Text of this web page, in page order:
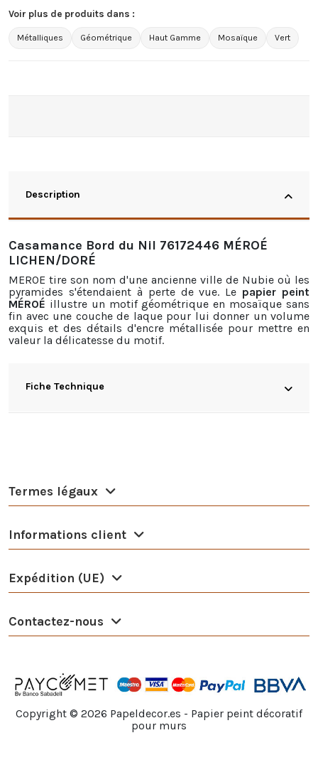
Voir plus de produits dans :
Métalliques Géométrique Haut Gamme Mosaïque Vert
Description
Casamance Bord du Nil 76172446 MÉROÉ
LICHEN/DORÉ
MEROE tire son nom d'une ancienne ville de Nubie où les
pyramides s'étendaient à perte de vue. Le papier peint
MÉROÉ illustre un motif géométrique en mosaïque sans
fin avec une couche de laque pour lui donner un volume
exquis et des détails d'encre métallisée pour mettre en
valeur la délicatesse du motif.
Fiche Technique
Termes légaux
Informations client
Expédition (UE)
Contactez-nous
Copyright © 2026 Papeldecor.es - Papier peint décoratif
pour murs